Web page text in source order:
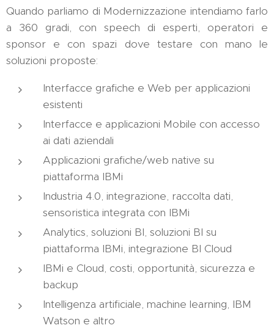
Quando parliamo di Modernizzazione intendiamo farlo
a 360 gradi, con speech di esperti, operatori e
sponsor e con spazi dove testare con mano le
soluzioni proposte:
Interfacce grafiche e Web per applicazioni
esistenti
Interfacce e applicazioni Mobile con accesso
ai dati aziendali
Applicazioni grafiche/web native su
piattaforma IBMi
Industria 4.0, integrazione, raccolta dati,
sensoristica integrata con IBMi
Analytics, soluzioni BI, soluzioni BI su
piattaforma IBMi, integrazione BI Cloud
IBMi e Cloud, costi, opportunità, sicurezza e
backup
Intelligenza artificiale, machine learning, IBM
Watson e altro